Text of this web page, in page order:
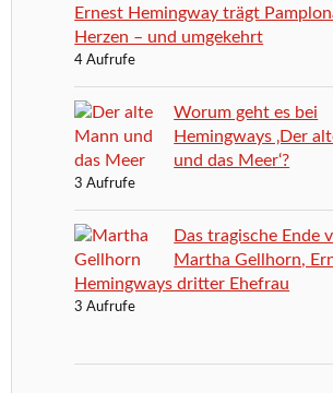
Ernest Hemingway trägt
Herzen – und umgekehrt
4 Aufrufe
Worum geht es bei
Hemingways ‚Der
und das Meer‘?
3 Aufrufe
Das tragische Ende
Martha Gellhorn,
Hemingways dritter Ehefrau
3 Aufrufe